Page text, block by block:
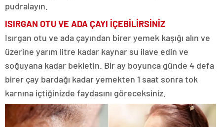
pudralayın.
ISIRGAN OTU VE ADA ÇAYI İÇEBİLİRSİNİZ
Isırgan otu ve ada çayından birer yemek kaşığı alın ve
üzerine yarım litre kadar kaynar su ilave edin ve
soğuyana kadar bekletin. Bir ay boyunca günde 4 defa
birer çay bardağı kadar yemekten 1 saat sonra tok
karnına içtiğinizde faydasını göreceksiniz.